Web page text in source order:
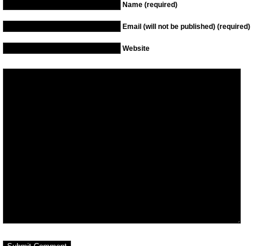
Name (required)
Email (will not be published) (required)
Website